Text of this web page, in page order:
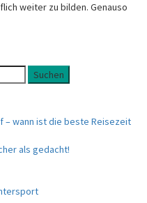
weiter zu bilden. Genauso
Suchen
– wann ist die beste Reisezeit
als gedacht!